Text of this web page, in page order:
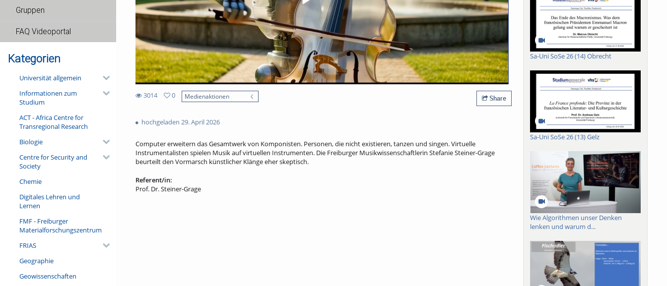
Gruppen
FAQ Videoportal
Kategorien
Universität allgemein
Informationen zum
Studium
ACT - Africa Centre for
Transregional Research
Biologie
Centre for Security and
Society
Chemie
Digitales Lehren und
Lernen
FMF - Freiburger
Materialforschungszentrum
FRIAS
Geographie
Geowissenschaften
3014
views
0
Medienaktionen Share
hochgeladen 29. April 2026
Computer erweitern das Gesamtwerk von Komponisten. Personen, die nicht existieren, tanzen und singen. Virtuelle
Instrumentalisten spielen Musik auf virtuellen Instrumenten. Die Freiburger Musikwissenschaftlerin Stefanie Steiner-Grage
beurteilt den Vormarsch künstlicher Klänge eher skeptisch.
Referent/in:
Prof. Dr. Steiner-Grage
Sa-Uni SoSe 26 (14) Obrecht
Sa-Uni SoSe 26 (13) Gelz
Wie Algorithmen unser Denken
lenken und warum d...